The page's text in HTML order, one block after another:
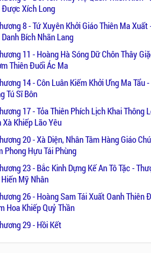
Được Xích Long
8 - Tứ Xuyên Khởi Giáo Thiên Ma Xuất
Bích Nhãn Lang
11 - Hoàng Hà Sóng Dữ Chôn Thây
Thiên Đuổi Ác Ma
14 - Côn Luân Kiếm Khởi Ưng Ma Tẩu
Tú Sĩ Bôn
17 - Tỏa Thiên Phích Lịch Khai Thông
Xà Khiếp Lão Yêu
20 - Xà Diện, Nhân Tâm Hàng Giáo
Phong Hựu Tái Phùng
23 - Bắc Kinh Dựng Kế An Tô Tặc -
Mỹ Nhân
26 - Hoàng Sam Tái Xuất Oanh Thiên
Hoa Khiếp Quỷ Thần
29 - Hồi Kết